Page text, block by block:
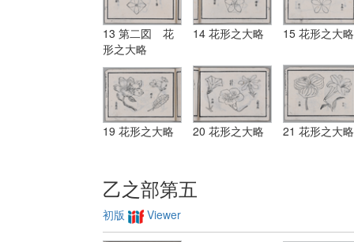
13 第二図 花
形之大略
14 花形之大略 15 花形之大略
19 花形之大略 20 花形之大略 21 花形之大略
乙之部第五
初版 Viewer